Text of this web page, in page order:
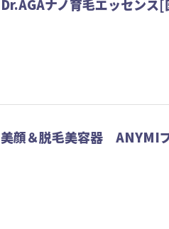
ナノ育毛エッセンス[
顔＆脱毛美容器 ANYMI